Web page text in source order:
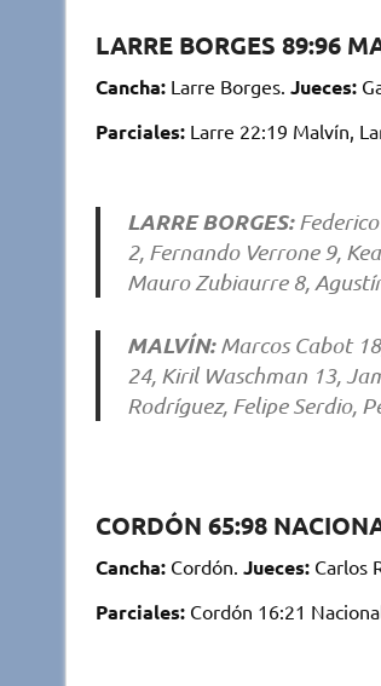
LARRE BORGES 89:96
Cancha:Larre Borges. Jueces:
Parciales:Larre 22:19 Malvín,
LARRE BORGES:
2, Fernando Verrone 9,
Mauro Zubiaurre 8,
MALVÍN:Marcos Cabot
24, Kiril Waschman 13,
Rodríguez, Felipe Serdio,
CORDÓN 65:98
Cancha:Cordón. Jueces:Carlos
Parciales:Cordón 16:21